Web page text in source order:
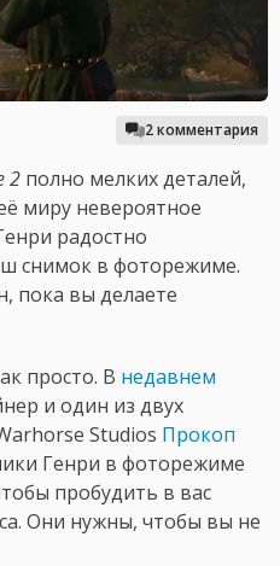
2 комментария
2 полно мелких деталей,
миру невероятное
радостно
снимок в фоторежиме.
пока вы делаете
просто. В недавнем
и один из двух
Studios Прокоп
Генри в фоторежиме
пробудить в вас
Они нужны, чтобы вы не